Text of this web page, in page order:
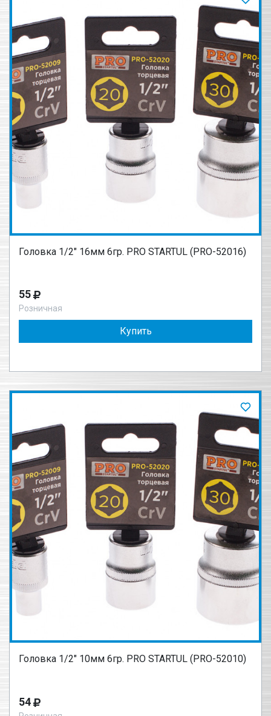
Головка 1/2" 16мм 6гр. PRO STARTUL (PRO-52016)
55
Розничная
Купить
Головка 1/2" 10мм 6гр. PRO STARTUL (PRO-52010)
54